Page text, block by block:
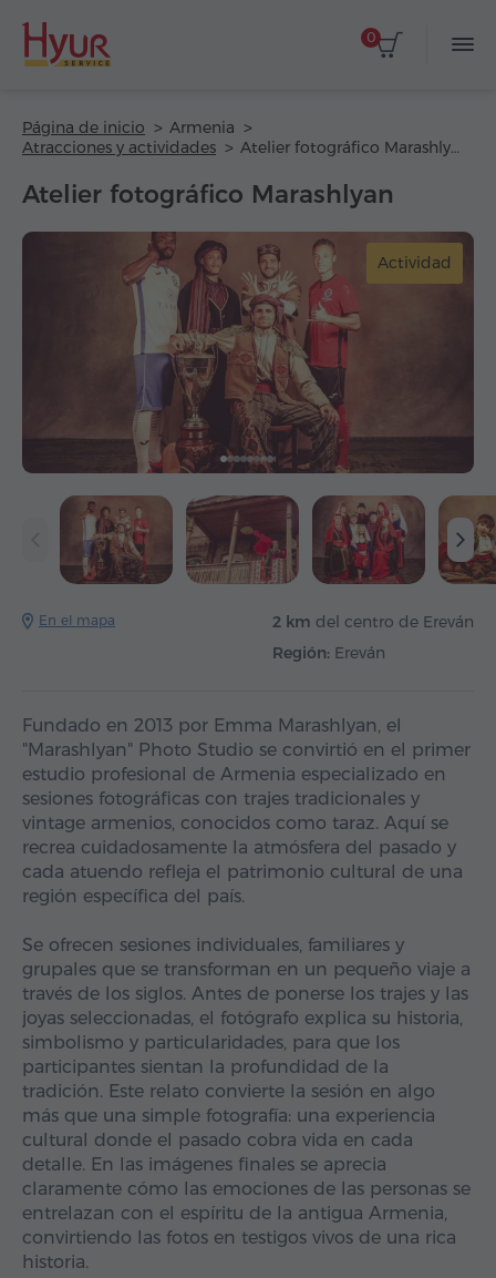
0
Página de inicio
Armenia
Atracciones y actividades
Atelier fotográfico Marashlyan
Atelier fotográfico Marashlyan
Actividad
En el mapa 2 km del centro de Ereván
Región: Ereván
Fundado en 2013 por Emma Marashlyan, el
"Marashlyan" Photo Studio se convirtió en el primer
estudio profesional de Armenia especializado en
sesiones fotográficas con trajes tradicionales y
vintage armenios, conocidos como taraz. Aquí se
recrea cuidadosamente la atmósfera del pasado y
cada atuendo refleja el patrimonio cultural de una
región específica del país.
Se ofrecen sesiones individuales, familiares y
grupales que se transforman en un pequeño viaje a
través de los siglos. Antes de ponerse los trajes y las
joyas seleccionadas, el fotógrafo explica su historia,
simbolismo y particularidades, para que los
participantes sientan la profundidad de la
tradición. Este relato convierte la sesión en algo
más que una simple fotografía: una experiencia
cultural donde el pasado cobra vida en cada
detalle. En las imágenes finales se aprecia
claramente cómo las emociones de las personas se
entrelazan con el espíritu de la antigua Armenia,
convirtiendo las fotos en testigos vivos de una rica
historia.